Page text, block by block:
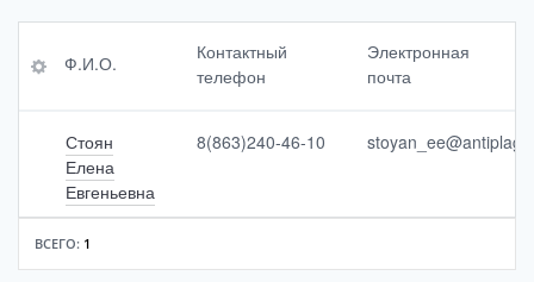
И.
Ко
нта
ктн
ый
<br
>те
Эл
ект
ая
Ф.И.О.
Контактный
телефон
Электронная
почта
Стоян
Елена
Евгеньевна
8(863)240-46-10
ВСЕГО: 1